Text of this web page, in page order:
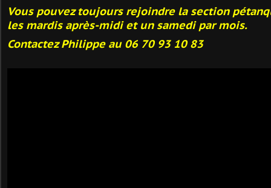
Vous pouvez toujours rejoindre la section
les mardis après-midi et un samedi par mois.
Contactez Philippe au 06 70 93 10 83